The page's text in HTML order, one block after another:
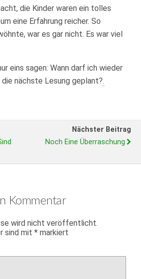
die Kinder waren ein tolles
eine Erfahrung reicher. So
war es gar nicht. Es war viel
eins sagen: Wann darf ich wieder
die nächste Lesung geplant?.
Nächster Beitrag
Noch Eine Überraschung
Kommentar
wird nicht veröffentlicht.
sind mit * markiert